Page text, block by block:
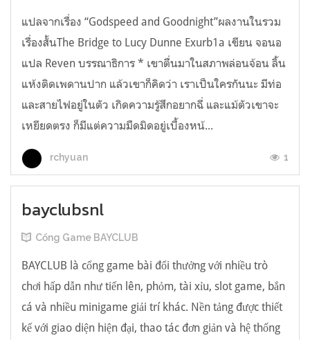
แปลจากเรื่อง “Godspeed and Goodnight”ผลงานในรวม
เรื่องสั้นThe Bridge to Lucy Dunne Exurb1a เขียน จอนอ
แปล Reven บรรณาธิการ * เขาตื่นมาในสภาพล่อนจ้อน ลิ้น
แห้งติดเพดานปาก แล้วเขาก็คิดว่า เราเป็นใครกันนะ มีท่อ
และสายไฟอยู่ในตัว เกิดความรู้สึกอยากฉี่ และแม้ตัวเขาจะ
เหยียดตรง ก็มีแต่ความมืดมิดอยู่เบื้องหน้...
rchyuan 1
bayclubsnl
Cổng Game BAYCLUB
BAYCLUB là cổng game bài đổi thưởng với nhiều trò
chơi hấp dẫn như tiến lên, phỏm, tài xỉu, slot game, bắn
cá và nhiều minigame giải trí khác. Nền tảng được thiết
kế với giao diện hiện đại, thao tác đơn giản và hệ thống